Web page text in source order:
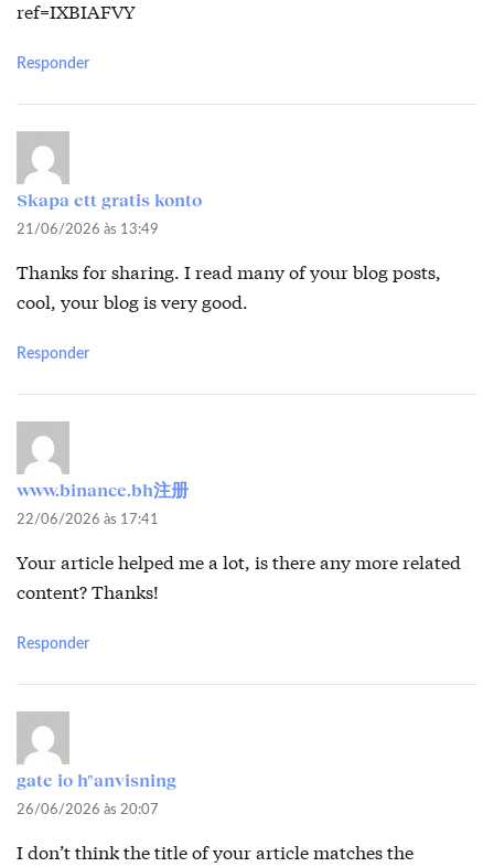
ref=IXBIAFVY
Responder
Skapa ett gratis konto
21/06/2026 às 13:49
Thanks for sharing. I read many of your blog posts,
cool, your blog is very good.
Responder
www.binance.bh注册
22/06/2026 às 17:41
Your article helped me a lot, is there any more related
content? Thanks!
Responder
gate io h"anvisning
26/06/2026 às 20:07
I don’t think the title of your article matches the